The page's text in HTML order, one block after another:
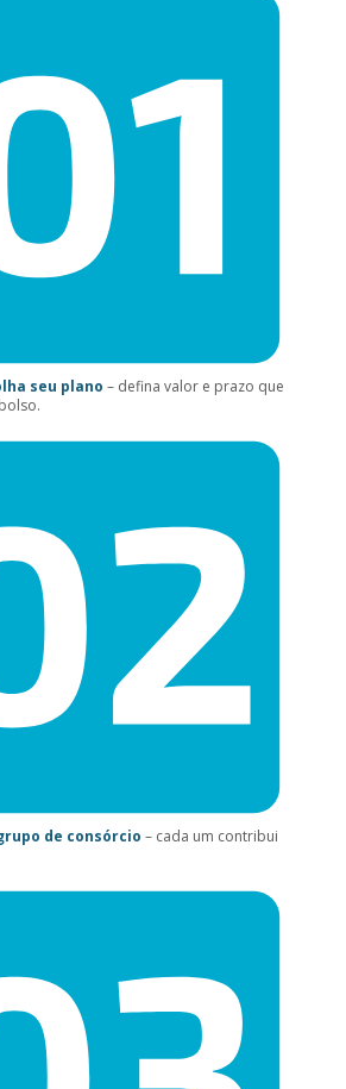
seu plano – defina valor e prazo que
de consórcio – cada um contribui